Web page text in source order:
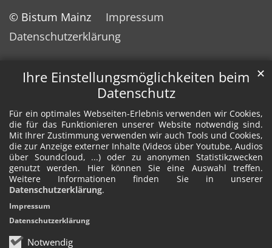
Ihre Einstellungsmöglichkeiten beim
Datenschutz
Für ein optimales Webseiten-Erlebnis verwenden wir Cookies,
die für das Funktionieren unserer Website notwendig sind.
Mit Ihrer Zustimmung verwenden wir auch Tools und Cookies,
die zur Anzeige externer Inhalte (Videos über Youtube, Audios
über Soundcloud, ...) oder zu anonymen Statistikzwecken
genutzt werden. Hier können Sie eine Auswahl treffen.
Weitere Informationen finden Sie in unserer
Datenschutzerklärung.
Notwendig
✕
Impressum
Datenschutzerklärung
© Bistum Mainz
Impressum
Datenschutzerklärung